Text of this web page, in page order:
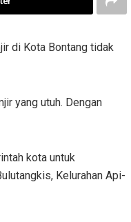
di Kota Bontang tidak
yang utuh. Dengan
kota untuk
Kelurahan Api-